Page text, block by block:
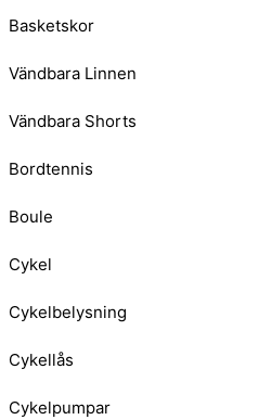
Basketskor
Vändbara Linnen
Vändbara Shorts
Bordtennis
Boule
Cykel
Cykelbelysning
Cykellås
Cykelpumpar